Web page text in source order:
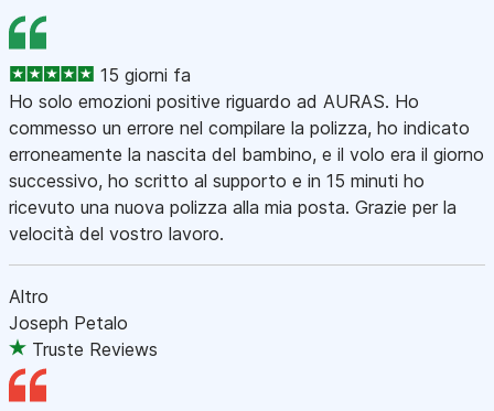
15 giorni fa
Ho solo emozioni positive riguardo ad AURAS. Ho
commesso un errore nel compilare la polizza, ho indicato
erroneamente la nascita del bambino, e il volo era il giorno
successivo, ho scritto al supporto e in 15 minuti ho
ricevuto una nuova polizza alla mia posta. Grazie per la
velocità del vostro lavoro.
Altro
Joseph Petalo
Truste Reviews